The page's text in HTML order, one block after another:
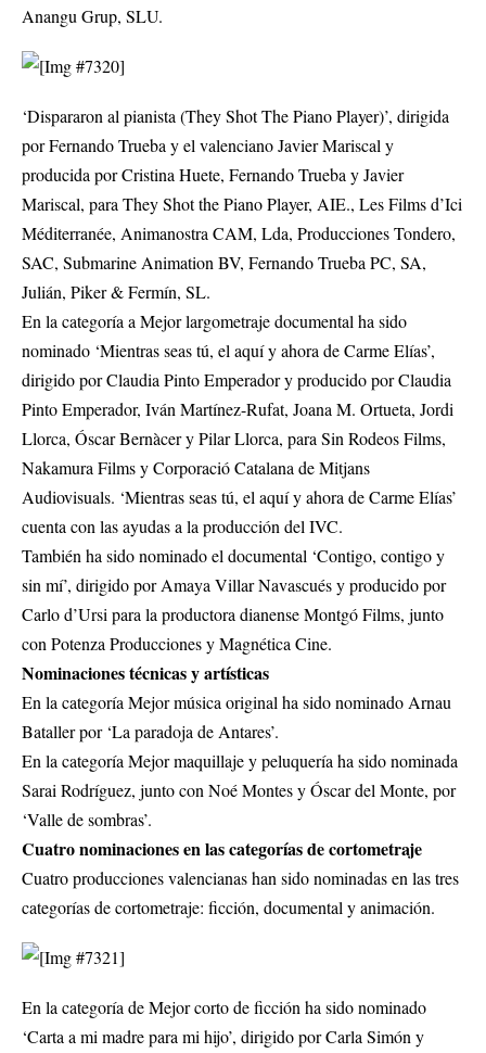
Anangu Grup, SLU.
‘Dispararon al pianista (They Shot The Piano Player)’, dirigida
por Fernando Trueba y el valenciano Javier Mariscal y
producida por Cristina Huete, Fernando Trueba y Javier
Mariscal, para They Shot the Piano Player, AIE., Les Films d’Ici
Méditerranée, Animanostra CAM, Lda, Producciones Tondero,
SAC, Submarine Animation BV, Fernando Trueba PC, SA,
Julián, Piker & Fermín, SL.
En la categoría a Mejor largometraje documental ha sido
nominado ‘Mientras seas tú, el aquí y ahora de Carme Elías’,
dirigido por Claudia Pinto Emperador y producido por Claudia
Pinto Emperador, Iván Martínez-Rufat, Joana M. Ortueta, Jordi
Llorca, Óscar Bernàcer y Pilar Llorca, para Sin Rodeos Films,
Nakamura Films y Corporació Catalana de Mitjans
Audiovisuals. ‘Mientras seas tú, el aquí y ahora de Carme Elías’
cuenta con las ayudas a la producción del IVC.
También ha sido nominado el documental ‘Contigo, contigo y
sin mí’, dirigido por Amaya Villar Navascués y producido por
Carlo d’Ursi para la productora dianense Montgó Films, junto
con Potenza Producciones y Magnética Cine.
Nominaciones técnicas y artísticas
En la categoría Mejor música original ha sido nominado Arnau
Bataller por ‘La paradoja de Antares’.
En la categoría Mejor maquillaje y peluquería ha sido nominada
Sarai Rodríguez, junto con Noé Montes y Óscar del Monte, por
‘Valle de sombras’.
Cuatro nominaciones en las categorías de cortometraje
Cuatro producciones valencianas han sido nominadas en las tres
categorías de cortometraje: ficción, documental y animación.
En la categoría de Mejor corto de ficción ha sido nominado
‘Carta a mi madre para mi hijo’, dirigido por Carla Simón y